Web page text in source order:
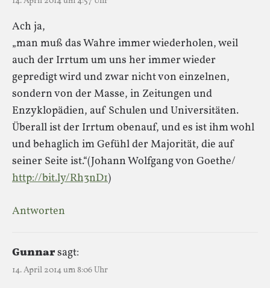
Ach ja,
„man muß das Wahre immer wiederholen, weil
auch der Irrtum um uns her immer wieder
gepredigt wird und zwar nicht von einzelnen,
sondern von der Masse, in Zeitungen und
Enzyklopädien, auf Schulen und Universitäten.
Überall ist der Irrtum obenauf, und es ist ihm wohl
und behaglich im Gefühl der Majorität, die auf
seiner Seite ist.“(Johann Wolfgang von Goethe/
http://bit.ly/Rh3nD1)
Antworten
Gunnarsagt:
14. April 2014 um 8:06 Uhr